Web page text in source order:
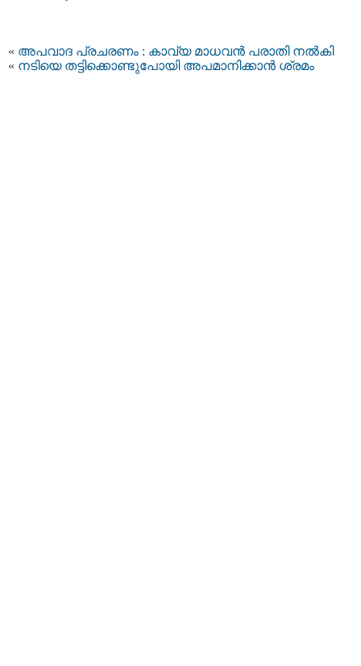
« അപവാദ പ്രചരണം : കാവ്യ മാധവന്‍ പരാതി നല്‍കി
« നടിയെ തട്ടിക്കൊണ്ടുപോയി അപമാനിക്കാൻ ശ്രമം